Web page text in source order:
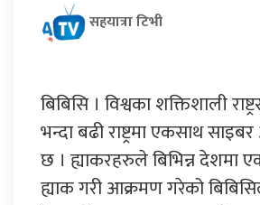
सहयात्रा टिभी
बिबिसि । विश्वका शक्तिशाली
भन्दा बढी राष्ट्रमा एकसाथ
छ । ह्याकरहरुले बिभिन्न देशमा
ह्याक गरी आक्रमण गरेको